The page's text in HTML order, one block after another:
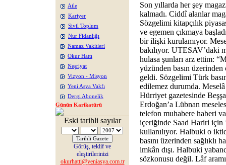
Aile
Kariyer
Sivil Toplum
Nur Fidanlığı
Namaz Vakitleri
Okur Hattı
Neşriyat
Vizyon - Misyon
Yeni Asya Vakfı
Dergi Abonelik
Günün Karikatürü
Eski tarihli sayılar
Görüş, teklif ve
eleştirilerinizi
okurhatti@yeniasya.com.tr
Son yıllarda her şey
kalmadı. Ciddî alanlar
Sözgelimi kitapçılık
ve egemen çıkmaya
bir ilişki kurulamıyor.
bakılıyor. UTESAV’daki
hulasa şunları arz ettim:
yüzünden basın
geldi. Sözgelimi Türk
edilemez durumda.
Hürriyet gazetesinde
Erdoğan’a Lübnan
telefon muhabere haberi
içeriğinde Saad Hariri için
kullanılıyor. Halbuki o
basını üzerinden sağlıklı
imkân dışı. Halbuki
sözkonusu değil. Lâf